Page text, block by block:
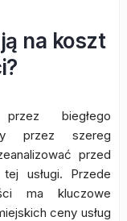
na koszt
biegłego
przez szereg
przed
usługi. Przede
ma kluczowe
ceny usług